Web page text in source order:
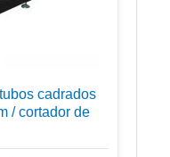
cadrados
/ cortador de